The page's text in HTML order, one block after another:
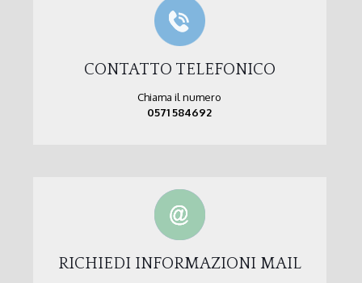
CONTATTO TELEFONICO
Chiama il numero
0571 584692
RICHIEDI INFORMAZIONI MAIL